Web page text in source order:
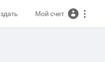
Мой счет